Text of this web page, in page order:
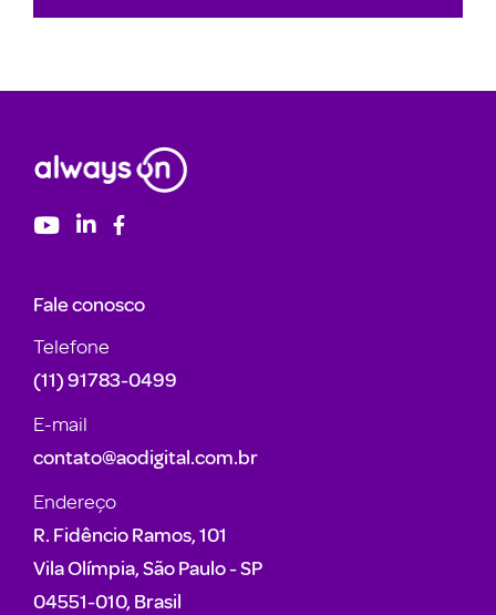
Fale conosco
Telefone
(11) 91783-0499
E-mail
contato@aodigital.com.br
Endereço
R. Fidêncio Ramos, 101
Vila Olímpia, São Paulo - SP
04551-010, Brasil